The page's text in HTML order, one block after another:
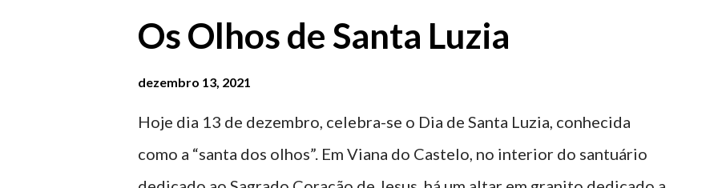
Parque da Estação Viana Shopping é grátis de 2ª a 5ª feira a partir das
20:00 (DIAS ÚTEIS)
Os Olhos de Santa Luzia
dezembro 13, 2021
Hoje dia 13 de dezembro, celebra-se o Dia de Santa Luzia, conhecida
como a “santa dos olhos”. Em Viana do Castelo, no interior do santuário